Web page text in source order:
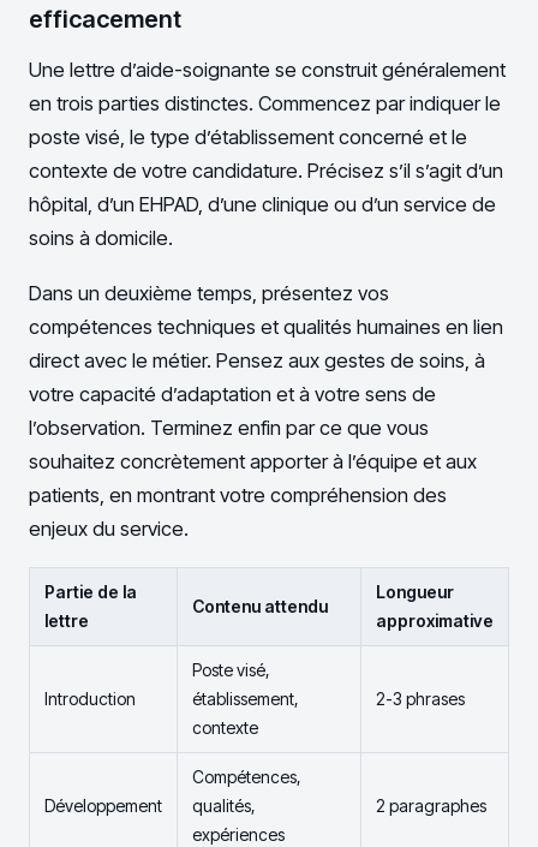
efficacement
Une lettre d’aide-soignante se construit généralement
en trois parties distinctes. Commencez par indiquer le
poste visé, le type d’établissement concerné et le
contexte de votre candidature. Précisez s’il s’agit d’un
hôpital, d’un EHPAD, d’une clinique ou d’un service de
soins à domicile.
Dans un deuxième temps, présentez vos
compétences techniques et qualités humaines en lien
direct avec le métier. Pensez aux gestes de soins, à
votre capacité d’adaptation et à votre sens de
l’observation. Terminez enfin par ce que vous
souhaitez concrètement apporter à l’équipe et aux
patients, en montrant votre compréhension des
enjeux du service.
Partie de la
lettre
Contenu attendu
Longueur
approximative
Introduction
Poste visé,
établissement,
contexte
2-3 phrases
Développement
Compétences,
qualités,
expériences
2 paragraphes